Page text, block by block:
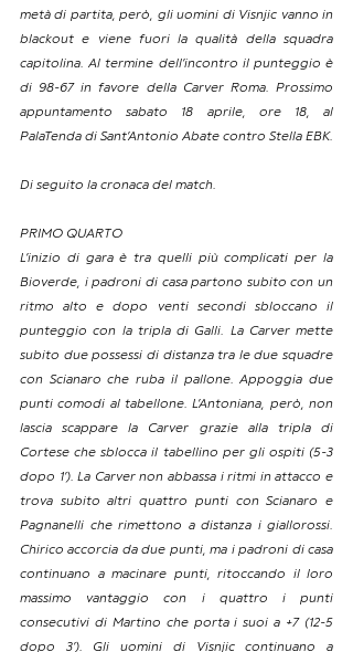
metà di partita, però, gli uomini di Visnjic vanno in
blackout e viene fuori la qualità della squadra
capitolina. Al termine dell’incontro il punteggio è
di 98-67 in favore della Carver Roma. Prossimo
appuntamento sabato 18 aprile, ore 18, al
PalaTenda di Sant’Antonio Abate contro Stella EBK.
Di seguito la cronaca del match.
PRIMO QUARTO
L’inizio di gara è tra quelli più complicati per la
Bioverde, i padroni di casa partono subito con un
ritmo alto e dopo venti secondi sbloccano il
punteggio con la tripla di Galli. La Carver mette
subito due possessi di distanza tra le due squadre
con Scianaro che ruba il pallone. Appoggia due
punti comodi al tabellone. L’Antoniana, però, non
lascia scappare la Carver grazie alla tripla di
Cortese che sblocca il tabellino per gli ospiti (5-3
dopo 1’). La Carver non abbassa i ritmi in attacco e
trova subito altri quattro punti con Scianaro e
Pagnanelli che rimettono a distanza i giallorossi.
Chirico accorcia da due punti, ma i padroni di casa
continuano a macinare punti, ritoccando il loro
massimo vantaggio con i quattro i punti
consecutivi di Martino che porta i suoi a +7 (12-5
dopo 3’). Gli uomini di Visnjic continuano a